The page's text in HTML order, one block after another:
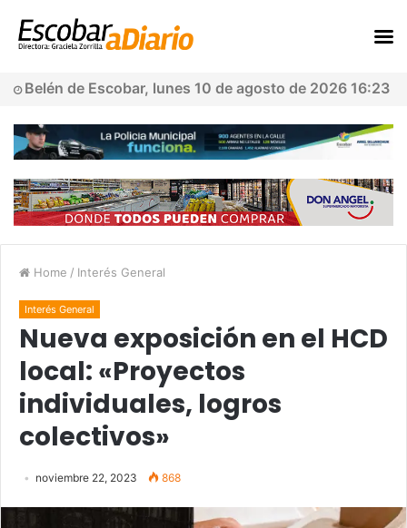
Belén de Escobar, lunes 10 de agosto de 2026 16:23
Home / Interés General
Interés General
Nueva exposición en el HCD
local: «Proyectos
individuales, logros
colectivos»
noviembre 22, 2023 868